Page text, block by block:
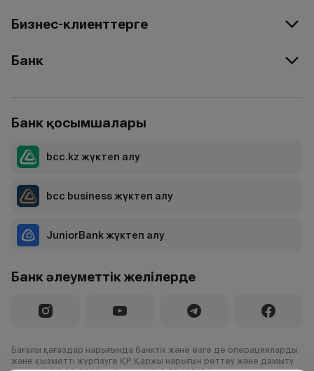
Бизнес-клиенттерге
Банк
Банк әлеуметтік желілерде
Банк қосымшалары
bcc.kz жүктеп алу
bcc business жүктеп алу
JuniorBank жүктеп алу
Бағалы қағаздар нарығында банктік және өзге де операцияларды
және қызметті жүргізуге ҚР Қаржы нарығын реттеу және дамыту